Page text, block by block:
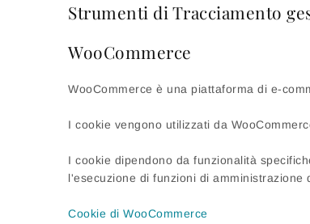
Strumenti di Tracciamento
WooCommerce
WooCommerce è una piattaforma di e-
I cookie vengono utilizzati da
I cookie dipendono da funzionalità
l'esecuzione di funzioni di amministrazione
Cookie di WooCommerce